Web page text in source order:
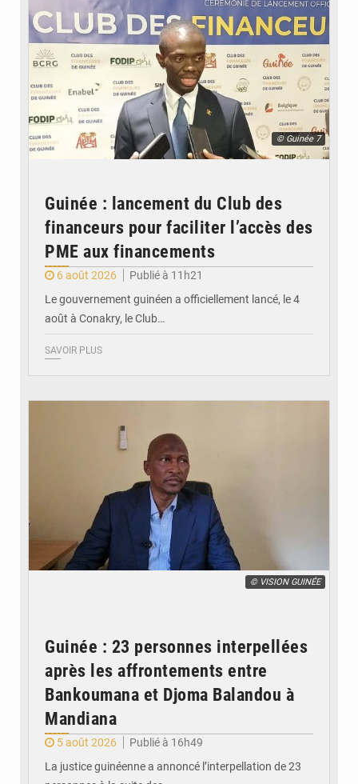
© Guinée 7
Guinée : lancement du Club des
financeurs pour faciliter l’accès des
PME aux financements
6 août 2026
Publié à 11h21
Le gouvernement guinéen a officiellement lancé, le 4
août à Conakry, le Club…
SAVOIR PLUS
© VISION GUINÉE
Guinée : 23 personnes interpellées
après les affrontements entre
Bankoumana et Djoma Balandou à
Mandiana
5 août 2026
Publié à 16h49
La justice guinéenne a annoncé l’interpellation de 23